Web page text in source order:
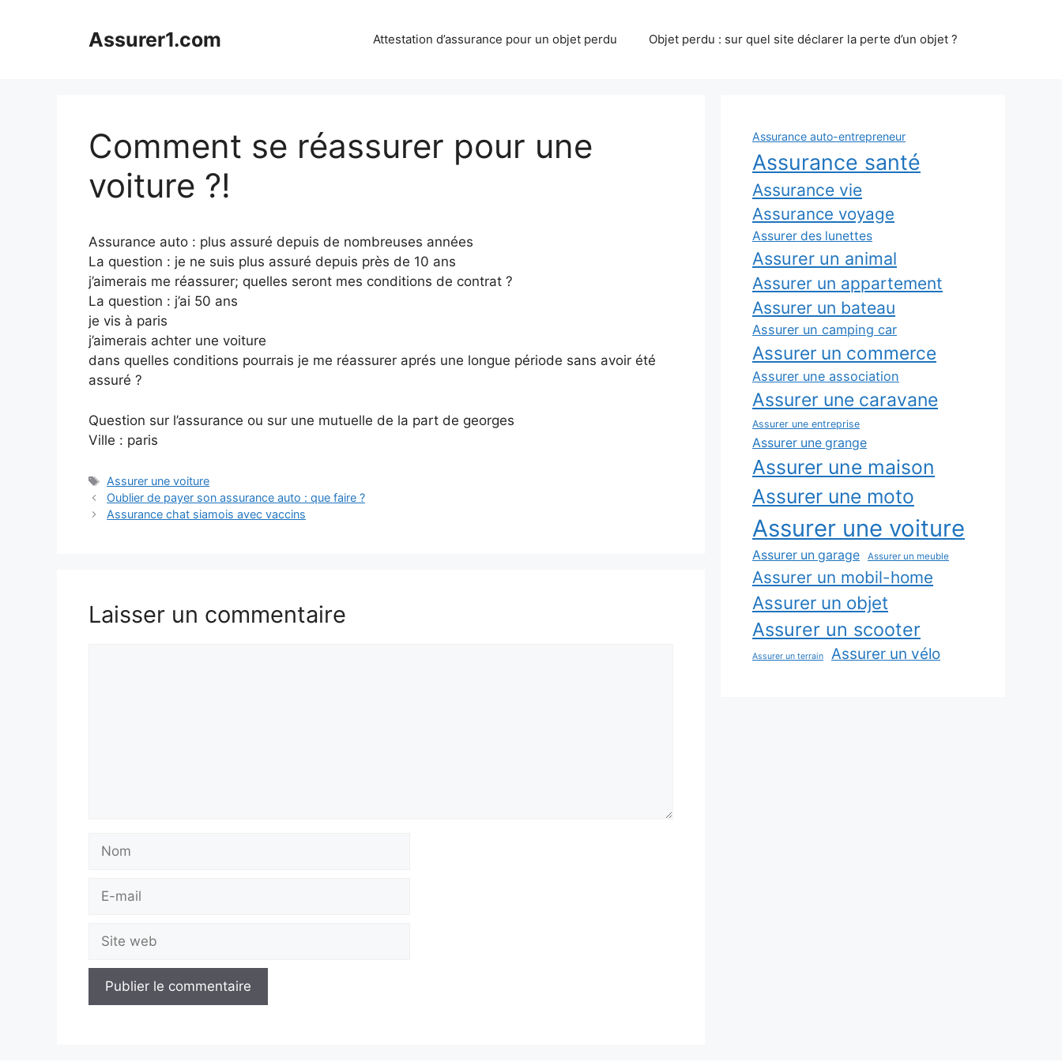
Assurer1.com Attestation d’assurance pour un objet perdu Objet perdu : sur quel site déclarer la perte d’un objet ?
Comment se réassurer pour une
voiture ?!
Assurance auto : plus assuré depuis de nombreuses années
La question : je ne suis plus assuré depuis près de 10 ans
j’aimerais me réassurer; quelles seront mes conditions de contrat ?
La question : j’ai 50 ans
je vis à paris
j’aimerais achter une voiture
dans quelles conditions pourrais je me réassurer aprés une longue période sans avoir été
assuré ?
Question sur l’assurance ou sur une mutuelle de la part de georges
Ville : paris
Étiquettes
Assurer une voiture
Oublier de payer son assurance auto : que faire ?
Assurance chat siamois avec vaccins
Laisser un commentaire
Nom
Site
web
Assurance auto-entrepreneur
Assurance santé
Assurance vie
Assurance voyage
Assurer des lunettes
Assurer un animal
Assurer un appartement
Assurer un bateau
Assurer un camping car
Assurer un commerce
Assurer une association
Assurer une caravane
Assurer une entreprise
Assurer une grange
Assurer une maison
Assurer une moto
Assurer une voiture
Assurer un garage Assurer un meuble
Assurer un mobil-home
Assurer un objet
Assurer un scooter
Assurer un terrain Assurer un vélo